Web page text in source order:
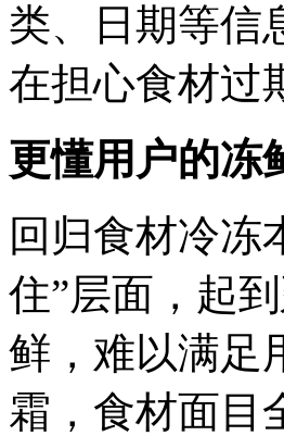
类、日期等信
在担心食材过
更懂用户的冻
回归食材冷冻
住”层面，起
鲜，难以满足
霜，食材面目